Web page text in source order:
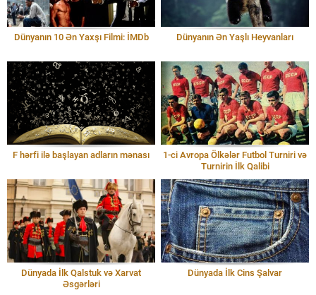
Dünyanın 10 Ən Yaxşı Filmi: İMDb Dünyanın Ən Yaşlı Heyvanları
F hərfi ilə başlayan adların mənası
1-ci Avropa Ölkələr Futbol Turniri və
Turnirin İlk Qalibi
Dünyada İlk Qalstuk və Xarvat
Əsgərləri
Dünyada İlk Cins Şalvar